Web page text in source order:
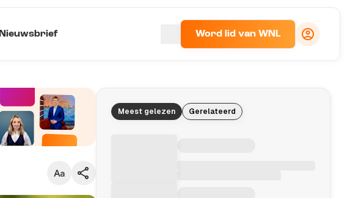
Nieuwsbrief Word lid van WNL
Meest gelezen Gerelateerd